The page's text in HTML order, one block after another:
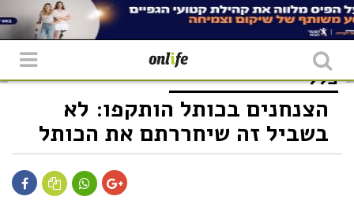
כללי
הצנחנים בכותל הותקפו: לא
בשביל זה שיחררתם את הכותל